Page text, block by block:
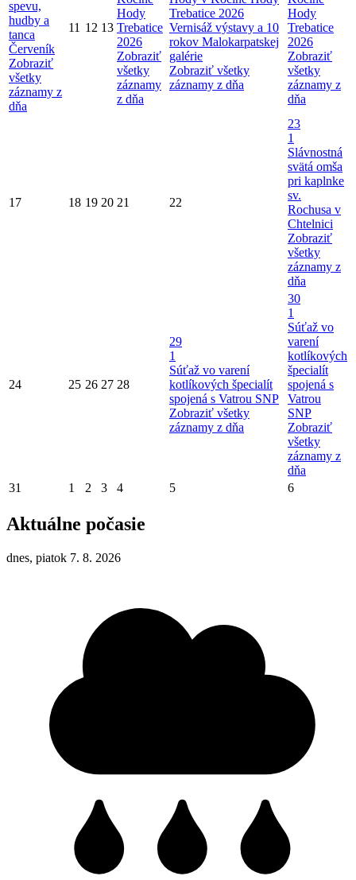
spevu,
hudby a
tanca
Červeník
Zobraziť
všetky
záznamy z
dňa
11 12 13
Hody
Trebatice
2026
Zobraziť
všetky
záznamy
z dňa
Trebatice 2026
Vernisáž výstavy a 10
rokov Malokarpatskej
galérie
Zobraziť všetky
záznamy z dňa
Hody
Trebatice
2026
Zobraziť
všetky
záznamy z
dňa
17 18 19 20 21 22
23
1
Slávnostná
svätá omša
pri kaplnke
sv.
Rochusa v
Chtelnici
Zobraziť
všetky
záznamy z
dňa
24 25 26 27 28
29
1
Súťaž vo varení
kotlíkových špecialít
spojená s Vatrou SNP
Zobraziť všetky
záznamy z dňa
30
1
Súťaž vo
varení
kotlíkových
špecialít
spojená s
Vatrou
SNP
Zobraziť
všetky
záznamy z
dňa
31
1 2 3 4 5 6
Aktuálne počasie
dnes, piatok 7. 8. 2026